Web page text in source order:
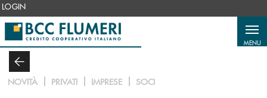
Salta al contenuto principale
LOGIN
MENU
NOVITÀ PRIVATI IMPRESE SOCI